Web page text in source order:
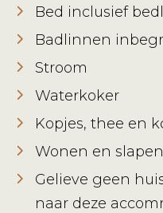
Bed inclusief
Badlinnen
Stroom
Waterkoker
Kopjes, thee en
Wonen en
Gelieve geen
naar deze